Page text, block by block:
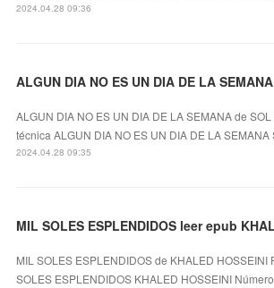
2024.04.28 09:36
ALGUN DIA NO ES UN DIA DE LA SEMANA de
técnica ALGUN DIA NO ES UN DIA DE LA SEMANA
2024.04.28 09:35
MIL SOLES ESPLENDIDOS leer epub
MIL SOLES ESPLENDIDOS de KHALED HOSSEINI
SOLES ESPLENDIDOS KHALED HOSSEINI